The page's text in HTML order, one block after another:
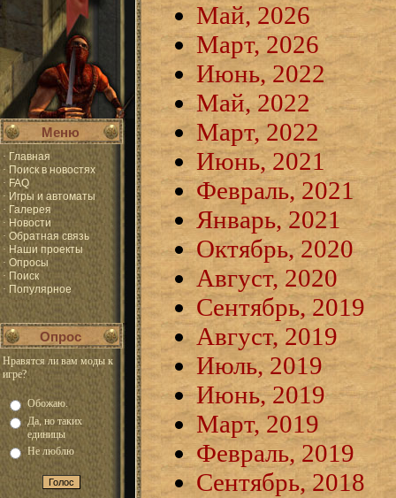
Меню
· Главная
· Поиск в новостях
· FAQ
· Игры и автоматы
· Галерея
· Новости
· Обратная связь
· Наши проекты
· Опросы
· Поиск
· Популярное
Опрос
Нравятся ли вам моды к
игре?
Обожаю.
Да, но таких
единицы
Не люблю
Май, 2026
Март, 2026
Июнь, 2022
Май, 2022
Март, 2022
Июнь, 2021
Февраль, 2021
Январь, 2021
Октябрь, 2020
Август, 2020
Сентябрь, 2019
Август, 2019
Июль, 2019
Июнь, 2019
Март, 2019
Февраль, 2019
Сентябрь, 2018